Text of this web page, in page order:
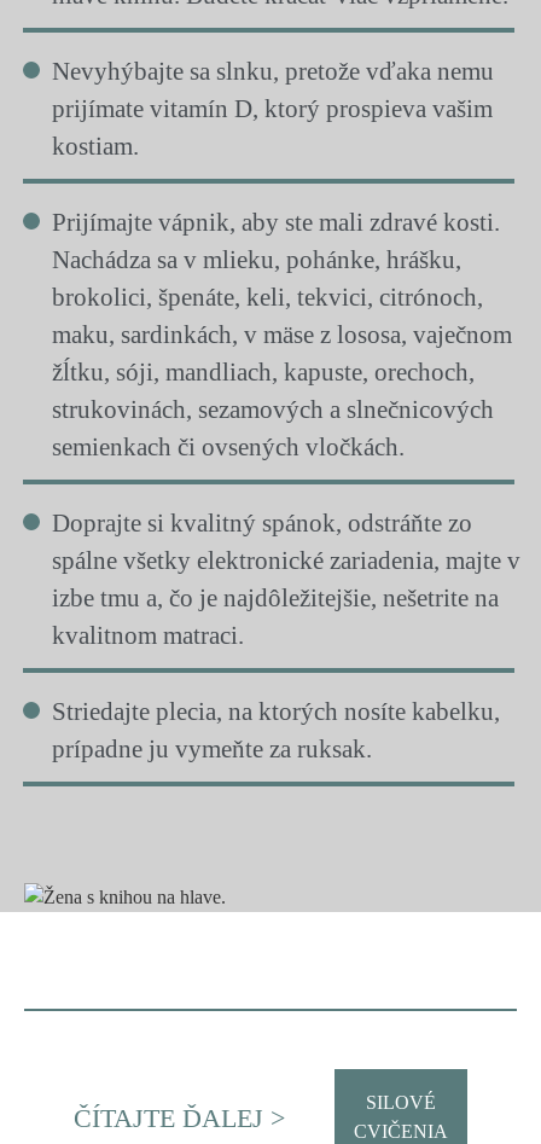
Nevyhýbajte sa slnku, pretože vďaka nemu
prijímate vitamín D, ktorý prospieva vašim
kostiam.
Prijímajte vápnik, aby ste mali zdravé kosti.
Nachádza sa v mlieku, pohánke, hrášku,
brokolici, špenáte, keli, tekvici, citrónoch,
maku, sardinkách, v mäse z lososa, vaječnom
žĺtku, sóji, mandliach, kapuste, orechoch,
strukovinách, sezamových a slnečnicových
semienkach či ovsených vločkách.
Doprajte si kvalitný spánok, odstráňte zo
spálne všetky elektronické zariadenia, majte v
izbe tmu a, čo je najdôležitejšie, nešetrite na
kvalitnom matraci.
Striedajte plecia, na ktorých nosíte kabelku,
prípadne ju vymeňte za ruksak.
ČÍTAJTE ĎALEJ >
SILOVÉ
CVIČENIA